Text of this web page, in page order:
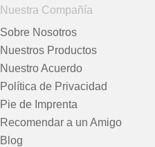
Nuestra Compañía
Sobre Nosotros
Nuestros Productos
Nuestro Acuerdo
Política de Privacidad
Pie de Imprenta
Recomendar a un Amigo
Blog